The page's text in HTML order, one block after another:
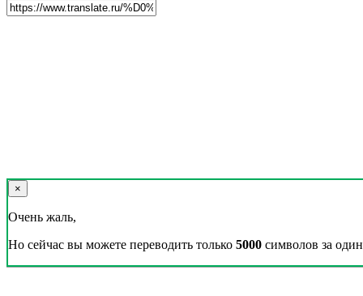
×
Очень жаль,
Но сейчас вы можете переводить только 5000 символов за